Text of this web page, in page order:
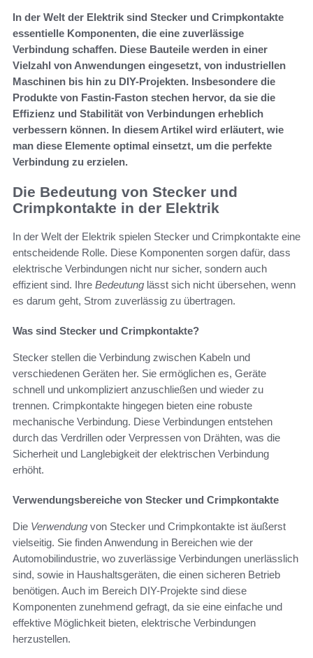
In der Welt der Elektrik sind Stecker und Crimpkontakte
essentielle Komponenten, die eine zuverlässige
Verbindung schaffen. Diese Bauteile werden in einer
Vielzahl von Anwendungen eingesetzt, von industriellen
Maschinen bis hin zu DIY-Projekten. Insbesondere die
Produkte von Fastin-Faston stechen hervor, da sie die
Effizienz und Stabilität von Verbindungen erheblich
verbessern können. In diesem Artikel wird erläutert, wie
man diese Elemente optimal einsetzt, um die perfekte
Verbindung zu erzielen.
Die Bedeutung von Stecker und
Crimpkontakte in der Elektrik
In der Welt der Elektrik spielen Stecker und Crimpkontakte eine
entscheidende Rolle. Diese Komponenten sorgen dafür, dass
elektrische Verbindungen nicht nur sicher, sondern auch
effizient sind. Ihre Bedeutung lässt sich nicht übersehen, wenn
es darum geht, Strom zuverlässig zu übertragen.
Was sind Stecker und Crimpkontakte?
Stecker stellen die Verbindung zwischen Kabeln und
verschiedenen Geräten her. Sie ermöglichen es, Geräte
schnell und unkompliziert anzuschließen und wieder zu
trennen. Crimpkontakte hingegen bieten eine robuste
mechanische Verbindung. Diese Verbindungen entstehen
durch das Verdrillen oder Verpressen von Drähten, was die
Sicherheit und Langlebigkeit der elektrischen Verbindung
erhöht.
Verwendungsbereiche von Stecker und Crimpkontakte
Die Verwendung von Stecker und Crimpkontakte ist äußerst
vielseitig. Sie finden Anwendung in Bereichen wie der
Automobilindustrie, wo zuverlässige Verbindungen unerlässlich
sind, sowie in Haushaltsgeräten, die einen sicheren Betrieb
benötigen. Auch im Bereich DIY-Projekte sind diese
Komponenten zunehmend gefragt, da sie eine einfache und
effektive Möglichkeit bieten, elektrische Verbindungen
herzustellen.